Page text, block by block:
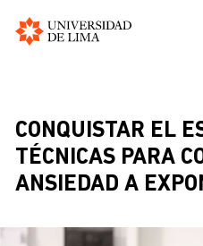
contenido
principal
CONQUISTAR EL
TÉCNICAS PARA
ANSIEDAD A